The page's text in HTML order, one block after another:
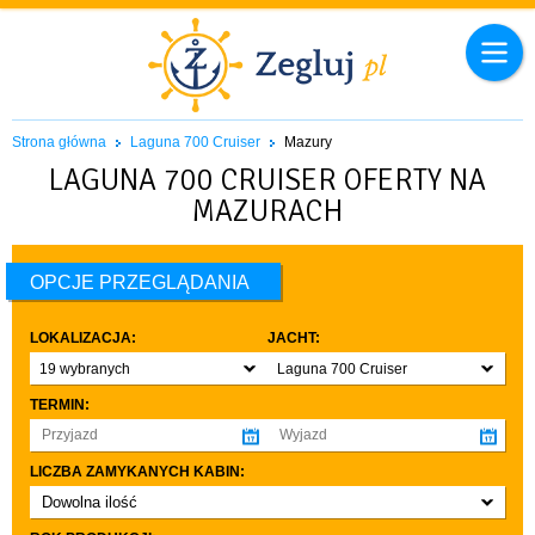
Strona główna Laguna 700 Cruiser Mazury
LAGUNA 700 CRUISER OFERTY NA
MAZURACH
OPCJE PRZEGLĄDANIA
LOKALIZACJA:
19 wybranych
JACHT:
Laguna 700 Cruiser
TERMIN:
LICZBA ZAMYKANYCH KABIN:
Dowolna ilość